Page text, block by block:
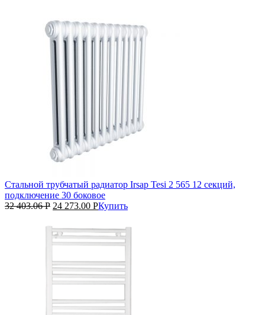
Стальной трубчатый радиатор Irsap Tesi 2 565 12 секций,
подключение 30 боковое
32 403.06Р 24 273.00 РКупить